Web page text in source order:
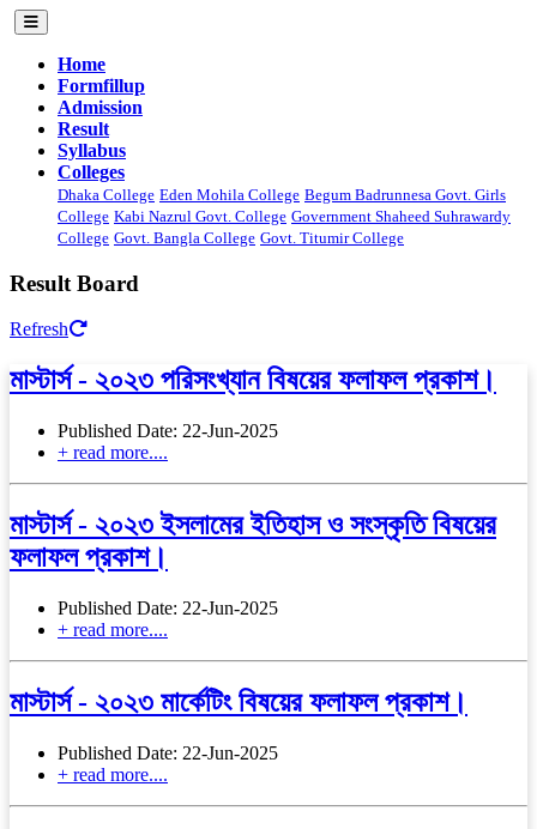
Home
Formfillup
Admission
Result
Syllabus
Colleges
Dhaka College Eden Mohila College Begum Badrunnesa Govt. Girls
College Kabi Nazrul Govt. College Government Shaheed Suhrawardy
College Govt. Bangla College Govt. Titumir College
Result Board
Refresh
মাস্টার্স - ২০২৩ পরিসংখ্যান বিষয়ের ফলাফল প্রকাশ।
Published Date: 22-Jun-2025
+ read more....
মাস্টার্স - ২০২৩ ইসলামের ইতিহাস ও সংস্কৃতি বিষয়ের
ফলাফল প্রকাশ।
Published Date: 22-Jun-2025
+ read more....
মাস্টার্স - ২০২৩ মার্কেটিং বিষয়ের ফলাফল প্রকাশ।
Published Date: 22-Jun-2025
+ read more....